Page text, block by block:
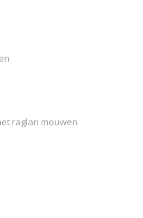
raglan mouwen